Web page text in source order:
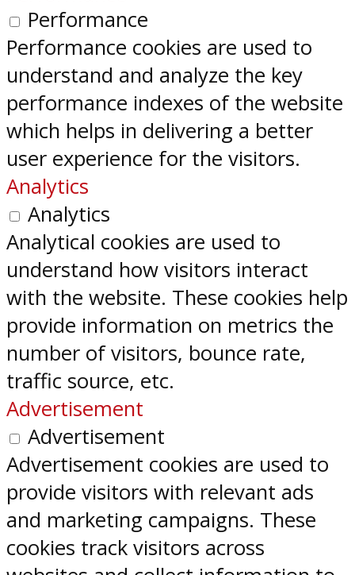
Performance
Performance cookies are used to
understand and analyze the key
performance indexes of the website
which helps in delivering a better
user experience for the visitors.
Analytics
Analytics
Analytical cookies are used to
understand how visitors interact
with the website. These cookies help
provide information on metrics the
number of visitors, bounce rate,
traffic source, etc.
Advertisement
Advertisement
Advertisement cookies are used to
provide visitors with relevant ads
and marketing campaigns. These
cookies track visitors across